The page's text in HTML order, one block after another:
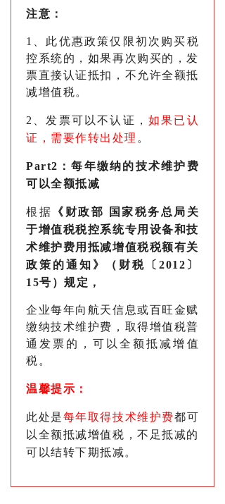
注意：
1、此优惠政策仅限初次购买税
控系统的，如果再次购买的，发
票直接认证抵扣，不允许全额抵
减增值税。
2、发票可以不认证， 如果已认
证，需要作转出处理 。
Part2：每年缴纳的技术维护费
可以全额抵减
根据
《财政部 国家税务总局关
于增值税税控系统专用设备和技
术维护费用抵减增值税税额有关
政策的通知》（财税〔2012〕
15号）规定，
企业每年向航天信息或百旺金赋
缴纳技术维护费，取得增值税普
通发票的，可以全额抵减增值
税。
温馨提示 ：
此处是每年取得技术维护费都可
以全额抵减增值税，不足抵减的
可以结转下期抵减。